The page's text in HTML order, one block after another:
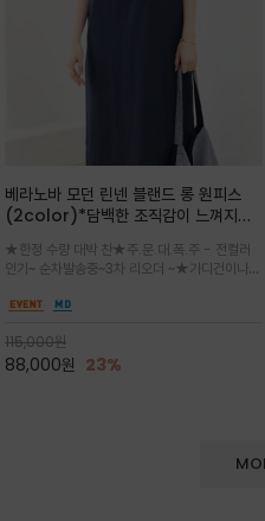
베라노바 모던 린넨 블랜드 롱 원피스
(2color)*담백한 조직감이 느껴지는
롱 원피스
★한정 수량 대박 찬★주.문.대.폭.주 - 전컬러
인기~ 순차발송중~3차 리오더 ~★가디건이나
도 손색이 없고,리조트룩까지 만능/답답하지 않
버하면서도 여리여리한 무
115,000원
88,000원 23%